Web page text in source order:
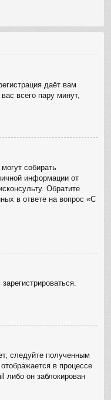
даёт вам
всего пару минут,
собирать
информации от
Обратите
в ответе на вопрос «С
следуйте полученным
в процессе
либо он заблокирован